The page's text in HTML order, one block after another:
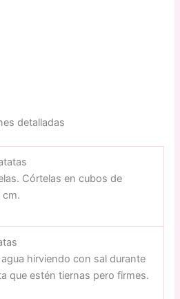
detalladas
Córtelas en cubos de
cm.
hirviendo con sal durante
que estén tiernas pero firmes.